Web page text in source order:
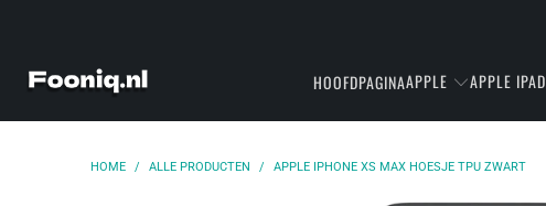
HOOFDPAGINAAPPLE APPLE IPAD
HOME / ALLE PRODUCTEN / APPLE IPHONE XS MAX HOESJE TPU ZWART